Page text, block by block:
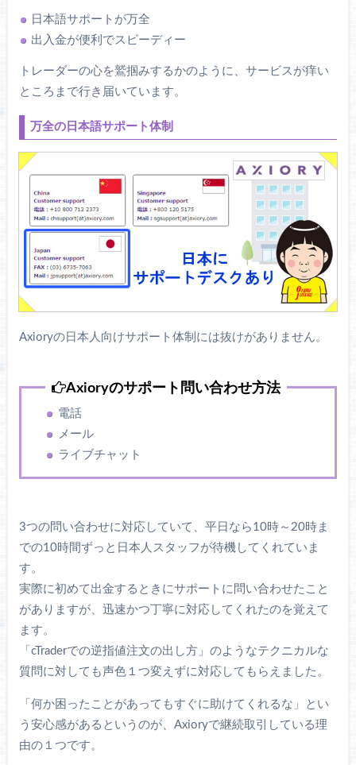
日本語サポートが万全
出入金が便利でスピーディー
トレーダーの心を鷲掴みするかのように、サービスが痒い
ところまで行き届いています。
万全の日本語サポート体制
Axioryの日本人向けサポート体制には抜けがありません。
Axioryのサポート問い合わせ方法
電話
メール
ライブチャット
3つの問い合わせに対応していて、平日なら10時～20時ま
での10時間ずっと日本人スタッフが待機してくれていま
す。
実際に初めて出金するときにサポートに問い合わせたこと
がありますが、迅速かつ丁寧に対応してくれたのを覚えて
ます。
「cTraderでの逆指値注文の出し方」のようなテクニカルな
質問に対しても声色１つ変えずに対応してもらえました。
「何か困ったことがあってもすぐに助けてくれるな」とい
う安心感があるというのが、Axioryで継続取引している理
由の１つです。